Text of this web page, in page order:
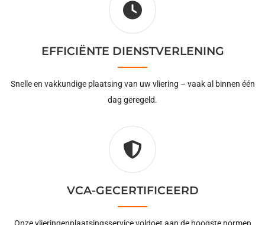
EFFICIËNTE DIENSTVERLENING
Snelle en vakkundige plaatsing van uw vliering – vaak al binnen één
dag geregeld.
VCA-GECERTIFICEERD
Onze vlieringenplaatsingsservice voldoet aan de hoogste normen